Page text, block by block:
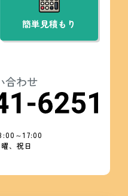
簡単見積もり
合わせ
～17:00
、祝日